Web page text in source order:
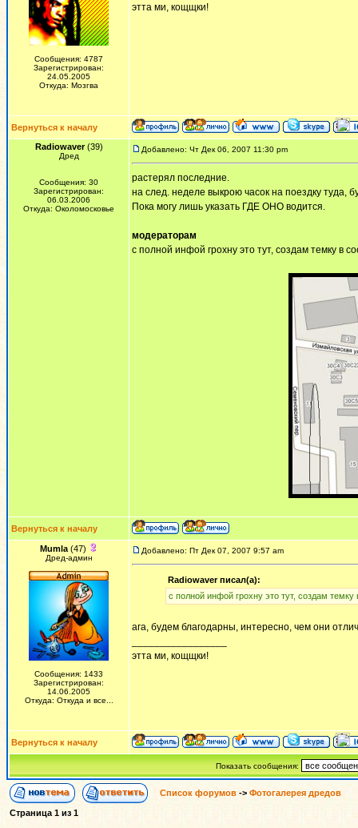
Сообщения: 4787
Зарегистрирован:
24.05.2005
Откуда: Мозгва
этта ми, кощщки!
Вернуться к началу
Radiowaver(39)
Дред
Сообщения: 30
Зарегистрирован:
06.03.2006
Откуда: Околомосковье
Добавлено: Чт Дек 06, 2007 11:30 pm
растерял последние.
на след. неделе выкрою часок на поездку туда,
Пока могу лишь указать ГДЕ ОНО водится.
модераторам
с полной инфой грохну это тут, создам темку в
Вернуться к началу
Mumla (47)
Дред-админ
Сообщения: 1433
Зарегистрирован:
14.06.2005
Откуда: Откуда и все...
Добавлено: Пт Дек 07, 2007 9:57 am
Radiowaver писал(а):
с полной инфой грохну это тут, создам
ага, будем благодарны, интересно, чем они
этта ми, кощщки!
Вернуться к началу
Показать сообщения:
Список форумов -> Фотогалерея дредов
Страница 1 из 1